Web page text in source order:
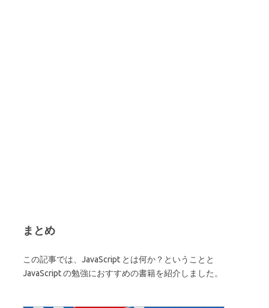
まとめ
この記事では、JavaScript とは何か？ということと
JavaScript の勉強におすすめの書籍を紹介しました。